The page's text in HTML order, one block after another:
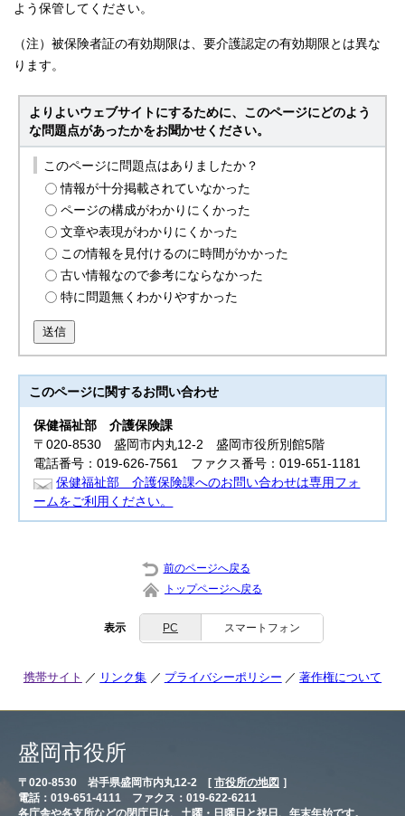
よう保管してください。
（注）被保険者証の有効期限は、要介護認定の有効期限とは異な
ります。
よりよいウェブサイトにするために、このページにどのよう
な問題点があったかをお聞かせください。
このページに問題点はありましたか？
情報が十分掲載されていなかった
ページの構成がわかりにくかった
文章や表現がわかりにくかった
この情報を見付けるのに時間がかかった
古い情報なので参考にならなかった
特に問題無くわかりやすかった
送信
このページに関するお問い合わせ
保健福祉部介護保険課
〒020-8530 盛岡市内丸12-2 盛岡市役所別館5階
電話番号：019-626-7561 ファクス番号：019-651-1181
保健福祉部 介護保険課へのお問い合わせは専用フォ
ームをご利用ください。
前のページへ戻る
トップページへ戻る
表示 PC スマートフォン
携帯サイト リンク集 プライバシーポリシー 著作権について
盛岡市役所
〒020-8530 岩手県盛岡市内丸12-2 [ 市役所の地図 ］
電話：019-651-4111 ファクス：019-622-6211
各庁舎や各支所などの閉庁日は、土曜・日曜日と祝日、年末年始です。